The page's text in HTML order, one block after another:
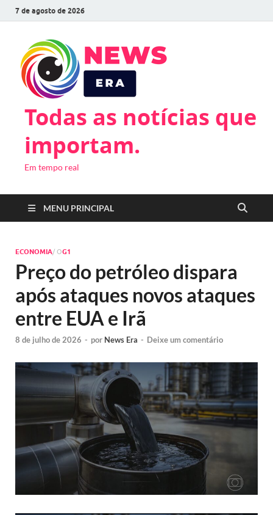
7 de agosto de 2026
Todas as notícias que
importam.
Em tempo real
MENU PRINCIPAL
ECONOMIA/ OG1
Preço do petróleo dispara
após ataques novos ataques
entre EUA e Irã
8 de julho de 2026 - por News Era - Deixe um comentário